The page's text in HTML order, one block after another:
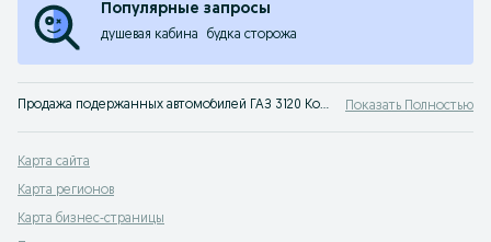
Популярные запросы
душевая кабина будка сторожа
Продажа подержанных автомобилей ГАЗ 3120 Комбат Астана. На популярном сервисе объявлений OLX Астана вы легко сможете купить ГАЗ 3120 Комбат или просто узнать цены на авто с пробегом. Твой автомобиль ждет тебя на OLX! Показать Полностью
Карта сайта
Карта регионов
Карта бизнес-страницы